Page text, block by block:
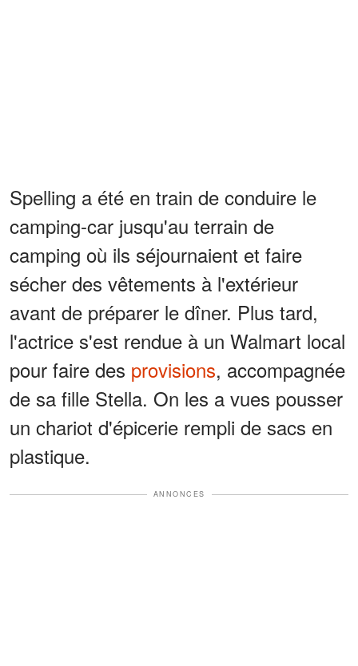
Spelling a été en train de conduire le
camping-car jusqu'au terrain de
camping où ils séjournaient et faire
sécher des vêtements à l'extérieur
avant de préparer le dîner. Plus tard,
l'actrice s'est rendue à un Walmart local
pour faire des provisions, accompagnée
de sa fille Stella. On les a vues pousser
un chariot d'épicerie rempli de sacs en
plastique.
ANNONCES